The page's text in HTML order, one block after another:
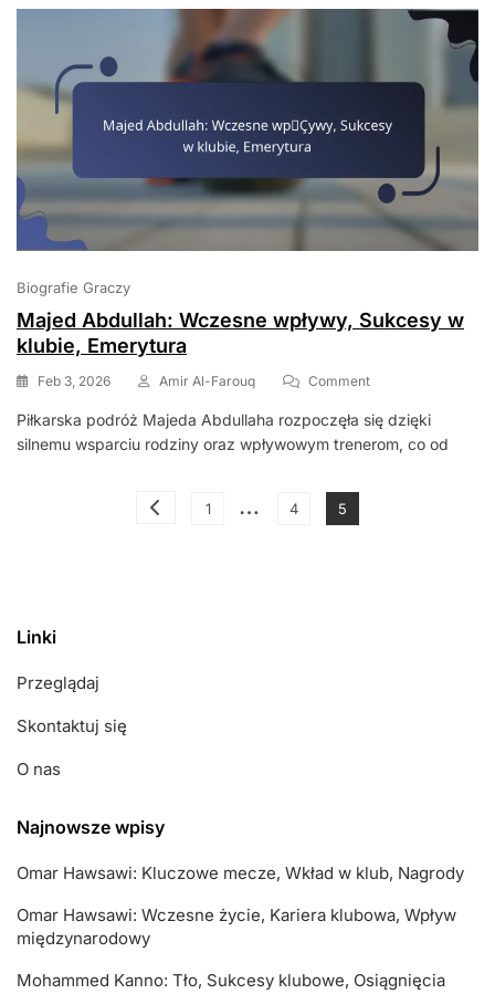
Nagrody
Biografie Graczy
Majed Abdullah: Wczesne wpływy, Sukcesy w
klubie, Emerytura
Feb 3, 2026 Amir Al-Farouq CommentOn
Abdullah:
Wczesne
Piłkarska podróż Majeda Abdullaha rozpoczęła się dzięki
silnemu wsparciu rodziny oraz wpływowym trenerom, co od
Posts
pagination
Page
1 … Page
4 Page
5
Linki
Przeglądaj
Skontaktuj się
O nas
Najnowsze wpisy
Omar Hawsawi: Kluczowe mecze, Wkład w klub, Nagrody
Omar Hawsawi: Wczesne życie, Kariera klubowa, Wpływ
międzynarodowy
Mohammed Kanno: Tło, Sukcesy klubowe, Osiągnięcia